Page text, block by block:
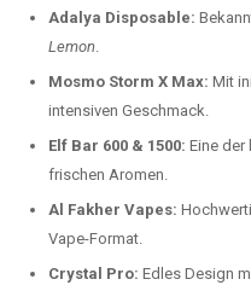
Adalya Disposable:
Lemon.
Mosmo Storm X Max: Mit
intensiven Geschmack.
Elf Bar 600 & 1500: Eine
frischen Aromen.
Al Fakher Vapes:
Vape-Format.
Crystal Pro: Edles Design